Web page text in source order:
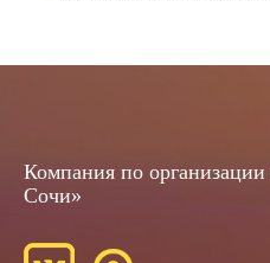
Компания по
Сочи»